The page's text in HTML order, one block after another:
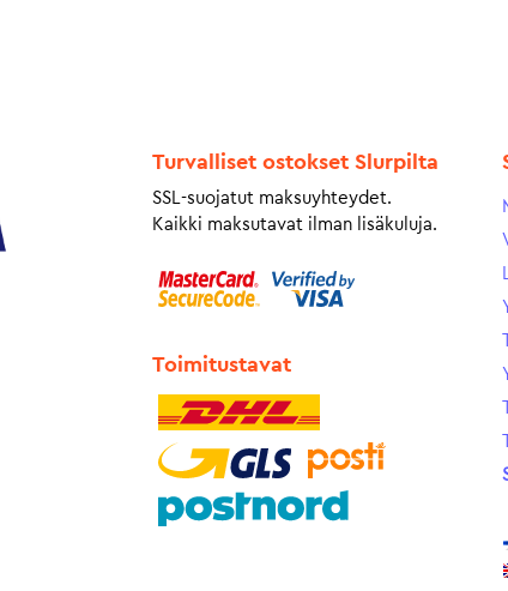
Turvalliset ostokset Slurpilta
SSL-suojatut maksuyhteydet.
Kaikki maksutavat ilman lisäkuluja.
Toimitustavat